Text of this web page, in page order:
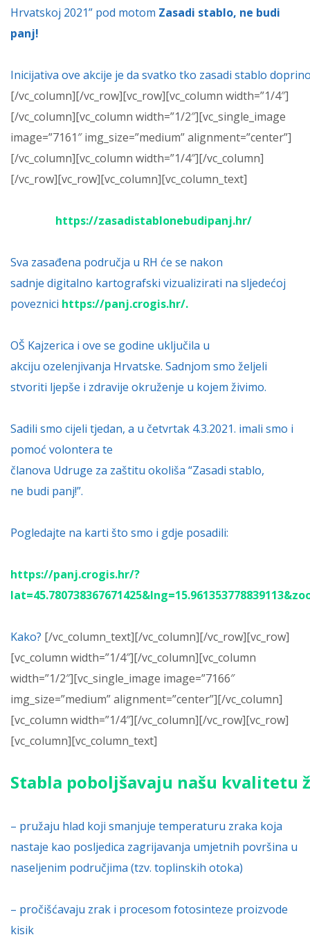
Hrvatskoj 2021” pod motom Zasadi stablo, ne budi
panj!
Inicijativa ove akcije je da svatko tko zasadi stablo
[/vc_column][/vc_row][vc_row][vc_column width=”1/4″]
[/vc_column][vc_column width=”1/2″][vc_single_image
image=”7161″ img_size=”medium” alignment=”center”]
[/vc_column][vc_column width=”1/4″][/vc_column]
[/vc_row][vc_row][vc_column][vc_column_text]
https://zasadistablonebudipanj.hr/
Sva zasađena područja u RH će se nakon
sadnje digitalno kartografski vizualizirati na sljedećoj
poveznici https://panj.crogis.hr/.
OŠ Kajzerica i ove se godine uključila u
akciju ozelenjivanja Hrvatske. Sadnjom smo željeli
stvoriti ljepše i zdravije okruženje u kojem živimo.
Sadili smo cijeli tjedan, a u četvrtak 4.3.2021. imali smo i
pomoć volontera te
članova Udruge za zaštitu okoliša “Zasadi stablo,
ne budi panj!”.
Pogledajte na karti što smo i gdje posadili:
https://panj.crogis.hr/?
Kako? [/vc_column_text][/vc_column][/vc_row][vc_row]
[vc_column width=”1/4″][/vc_column][vc_column
width=”1/2″][vc_single_image image=”7166″
img_size=”medium” alignment=”center”][/vc_column]
[vc_column width=”1/4″][/vc_column][/vc_row][vc_row]
[vc_column][vc_column_text]
Stabla poboljšavaju našu kvalitetu
– pružaju hlad koji smanjuje temperaturu zraka koja
nastaje kao posljedica zagrijavanja umjetnih površina u
naseljenim područjima (tzv. toplinskih otoka)
– pročišćavaju zrak i procesom fotosinteze proizvode
kisik